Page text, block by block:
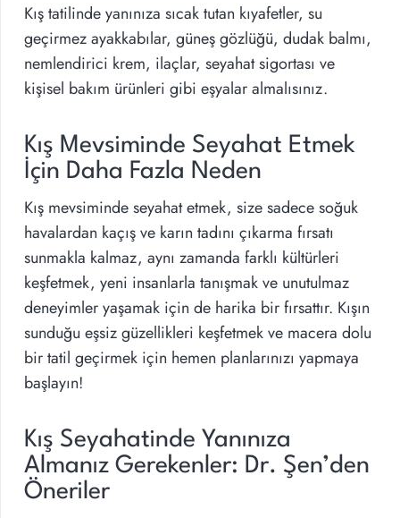
Kış tatilinde yanınıza sıcak tutan kıyafetler, su
geçirmez ayakkabılar, güneş gözlüğü, dudak balmı,
nemlendirici krem, ilaçlar, seyahat sigortası ve
kişisel bakım ürünleri gibi eşyalar almalısınız.
Kış Mevsiminde Seyahat Etmek
İçin Daha Fazla Neden
Kış mevsiminde seyahat etmek, size sadece soğuk
havalardan kaçış ve karın tadını çıkarma fırsatı
sunmakla kalmaz, aynı zamanda farklı kültürleri
keşfetmek, yeni insanlarla tanışmak ve unutulmaz
deneyimler yaşamak için de harika bir fırsattır. Kışın
sunduğu eşsiz güzellikleri keşfetmek ve macera dolu
bir tatil geçirmek için hemen planlarınızı yapmaya
başlayın!
Kış Seyahatinde Yanınıza
Almanız Gerekenler: Dr. Şen’den
Öneriler